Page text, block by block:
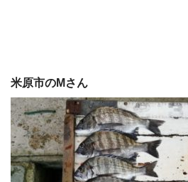
米原市のMさん